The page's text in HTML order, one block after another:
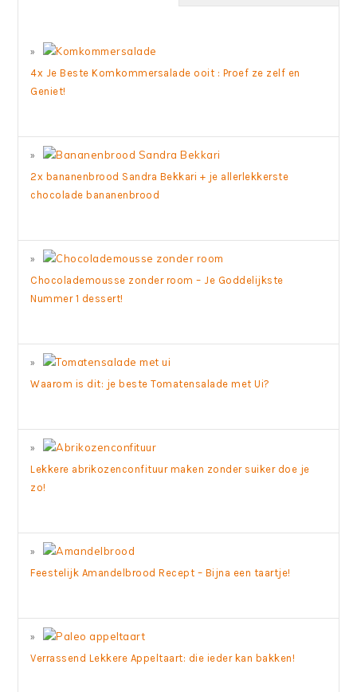
4x Je Beste Komkommersalade ooit : Proef ze zelf en
Geniet!
2x bananenbrood Sandra Bekkari + je allerlekkerste
chocolade bananenbrood
Chocolademousse zonder room – Je Goddelijkste
Nummer 1 dessert!
Waarom is dit: je beste Tomatensalade met Ui?
Lekkere abrikozenconfituur maken zonder suiker doe je
zo!
Feestelijk Amandelbrood Recept – Bijna een taartje!
Verrassend Lekkere Appeltaart: die ieder kan bakken!